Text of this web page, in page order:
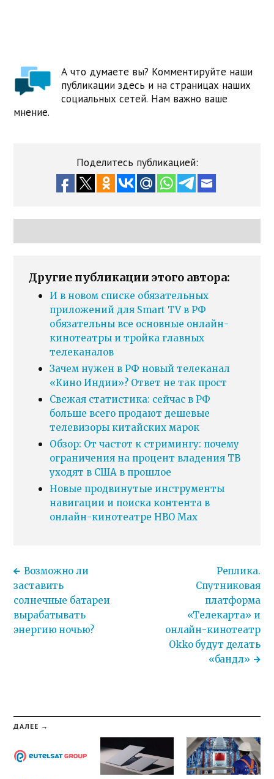
А что думаете вы? Комментируйте наши
публикации здесь и на страницах наших
социальных сетей. Нам важно ваше
мнение.
Поделитесь публикацией:
Другие публикации этого автора:
И в новом списке обязательных
приложений для Smart TV в РФ
обязательны все основные онлайн-
кинотеатры и тройка главных
телеканалов
Зачем нужен в РФ новый телеканал
«Кино Индии»? Ответ не так прост
Свежая статистика: сейчас в РФ
больше всего продают дешевые
телевизоры китайских марок
Обзор: От частот к стримингу: почему
ограничения на процент владения ТВ
уходят в США в прошлое
Новые продвинутые инструменты
навигации и поиска контента в
онлайн-кинотеатре HBO Max
Возможно ли
заставить
солнечные батареи
вырабатывать
энергию ночью?
Реплика.
Спутниковая
платформа
«Телекарта» и
онлайн-кинотеатр
Okko будут делать
«бандл»
ДАЛЕЕ →